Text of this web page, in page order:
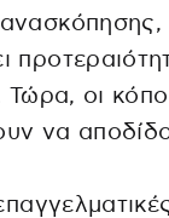
Τώρα, οι
να